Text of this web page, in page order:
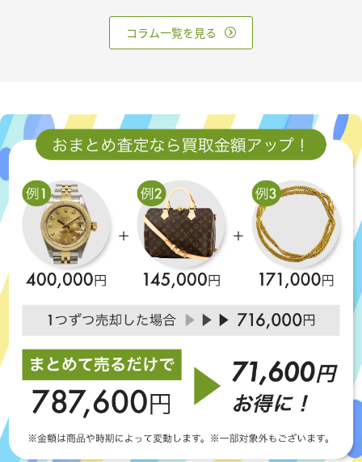
コラム一覧を見る